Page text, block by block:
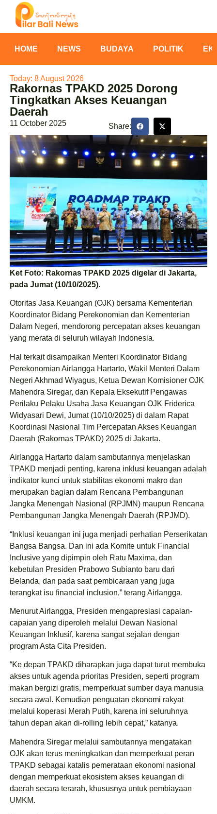
HOME NEWS BUDAYA POLITIK
Today: 8 August 2026
Rakornas TPAKD 2025 Dorong
Tingkatkan Akses Keuangan
Daerah
11 October 2025 Share:
Ket Foto: Rakornas TPAKD 2025 digelar di Jakarta,
pada Jumat (10/10/2025).
Otoritas Jasa Keuangan (OJK) bersama Kementerian
Koordinator Bidang Perekonomian dan Kementerian
Dalam Negeri, mendorong percepatan akses keuangan
yang merata di seluruh wilayah Indonesia.
Hal terkait disampaikan Menteri Koordinator Bidang
Perekonomian Airlangga Hartarto, Wakil Menteri Dalam
Negeri Akhmad Wiyagus, Ketua Dewan Komisioner OJK
Mahendra Siregar, dan Kepala Eksekutif Pengawas
Perilaku Pelaku Usaha Jasa Keuangan OJK Friderica
Widyasari Dewi, Jumat (10/10/2025) di dalam Rapat
Koordinasi Nasional Tim Percepatan Akses Keuangan
Daerah (Rakornas TPAKD) 2025 di Jakarta.
Airlangga Hartarto dalam sambutannya menjelaskan
TPAKD menjadi penting, karena inklusi keuangan adalah
indikator kunci untuk stabilitas ekonomi makro dan
merupakan bagian dalam Rencana Pembangunan
Jangka Menengah Nasional (RPJMN) maupun Rencana
Pembangunan Jangka Menengah Daerah (RPJMD).
“Inklusi keuangan ini juga menjadi perhatian Perserikatan
Bangsa Bangsa. Dan ini ada Komite untuk Financial
Inclusive yang dipimpin oleh Ratu Maxima, dan
kebetulan Presiden Prabowo Subianto baru dari
Belanda, dan pada saat pembicaraan yang juga
terangkat isu financial inclusion,” terang Airlangga.
Menurut Airlangga, Presiden mengapresiasi capaian-
capaian yang diperoleh melalui Dewan Nasional
Keuangan Inklusif, karena sangat sejalan dengan
program Asta Cita Presiden.
“Ke depan TPAKD diharapkan juga dapat turut membuka
akses untuk agenda prioritas Presiden, seperti program
makan bergizi gratis, memperkuat sumber daya manusia
secara awal. Kemudian penguatan ekonomi rakyat
melalui koperasi Merah Putih, karena ini seluruhnya
tahun depan akan di-rolling lebih cepat,” katanya.
Mahendra Siregar melalui sambutannya mengatakan
OJK akan terus meningkatkan dan memperkuat peran
TPAKD sebagai katalis pemerataan ekonomi nasional
dengan memperkuat ekosistem akses keuangan di
daerah secara terarah, khususnya untuk pembiayaan
UMKM.